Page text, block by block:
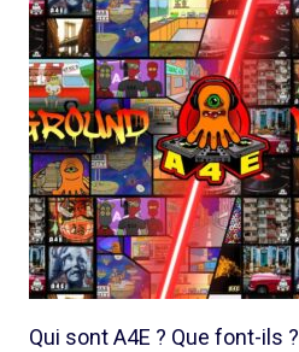
Qui sont A4E ? Que font-ils ?